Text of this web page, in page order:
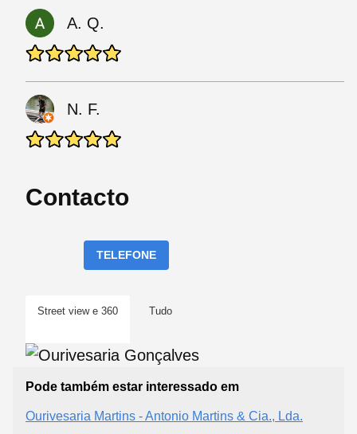
A. Q.
N. F.
Contacto
TELEFONE
Street view e 360 Tudo
Pode também estar interessado em
Ourivesaria Martins - Antonio Martins & Cia., Lda.